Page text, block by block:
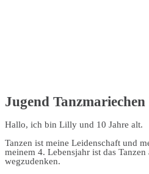
Jugend
Hallo, ich bin Lilly und 10 Jahre alt.
Tanzen ist meine Leidenschaft und
meinem 4. Lebens­jahr ist das
wegzudenken.